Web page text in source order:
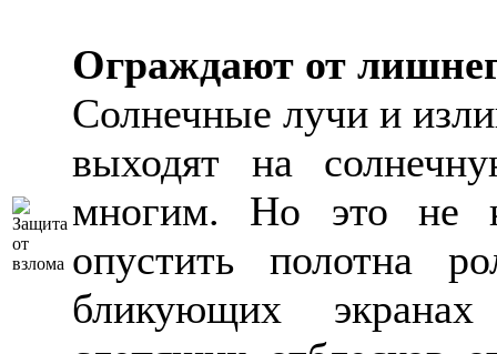
Ограждают от
Солнечные лучи и
выходят на
многим. Но это не
опустить полотна
бликующих